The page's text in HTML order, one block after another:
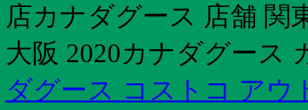
店カナダグース 店舗 関
大阪 2020カナダグース
ダグース コストコ アウ